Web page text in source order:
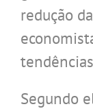
redução
Segundo